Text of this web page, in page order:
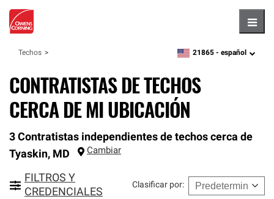
Techos zipcode,language
21865 - español
CONTRATISTAS DE TECHOS
CERCA DE MI UBICACIÓN
3 Contratistas independientes de techos cerca de
Tyaskin, MD Cambiar
FILTROS Y
CREDENCIALES
Clasificar por: